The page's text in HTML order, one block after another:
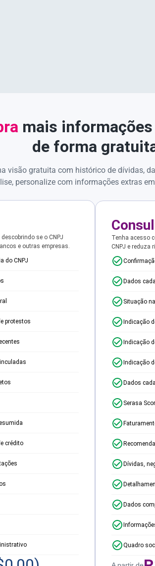
mais informações
de forma
visão gratuita com histórico de dívidas,
personalize com informações extras
se o CNPJ
e outras empresas.
do CNPJ
protestos
crédito
Tenha acesso
CNPJ e reduza
Dados
Situação
Indicação
Indicação
Indicação
Dados
Serasa
Dívidas,
Dados
Quadro